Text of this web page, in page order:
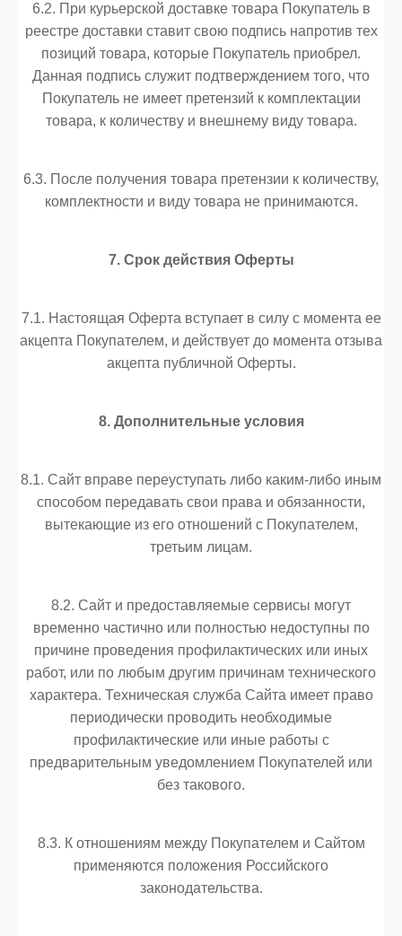
6.2. При курьерской доставке товара Покупатель в
реестре доставки ставит свою подпись напротив тех
позиций товара, которые Покупатель приобрел.
Данная подпись служит подтверждением того, что
Покупатель не имеет претензий к комплектации
товара, к количеству и внешнему виду товара.
6.3. После получения товара претензии к количеству,
комплектности и виду товара не принимаются.
7. Срок действия Оферты
7.1. Настоящая Оферта вступает в силу с момента ее
акцепта Покупателем, и действует до момента отзыва
акцепта публичной Оферты.
8. Дополнительные условия
8.1. Сайт вправе переуступать либо каким-либо иным
способом передавать свои права и обязанности,
вытекающие из его отношений с Покупателем,
третьим лицам.
8.2. Сайт и предоставляемые сервисы могут
временно частично или полностью недоступны по
причине проведения профилактических или иных
работ, или по любым другим причинам технического
характера. Техническая служба Сайта имеет право
периодически проводить необходимые
профилактические или иные работы с
предварительным уведомлением Покупателей или
без такового.
8.3. К отношениям между Покупателем и Сайтом
применяются положения Российского
законодательства.